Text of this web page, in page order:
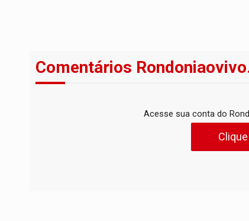
Comentários
Acesse sua conta do